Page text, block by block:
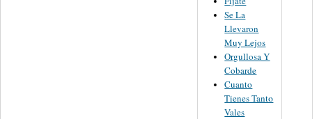
Se La
Llevaron
Muy Lejos
Orgullosa Y
Cobarde
Cuanto
Tienes Tanto
Vales